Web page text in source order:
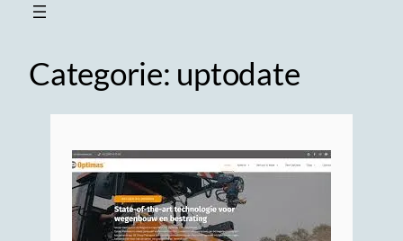
Categorie: uptodate